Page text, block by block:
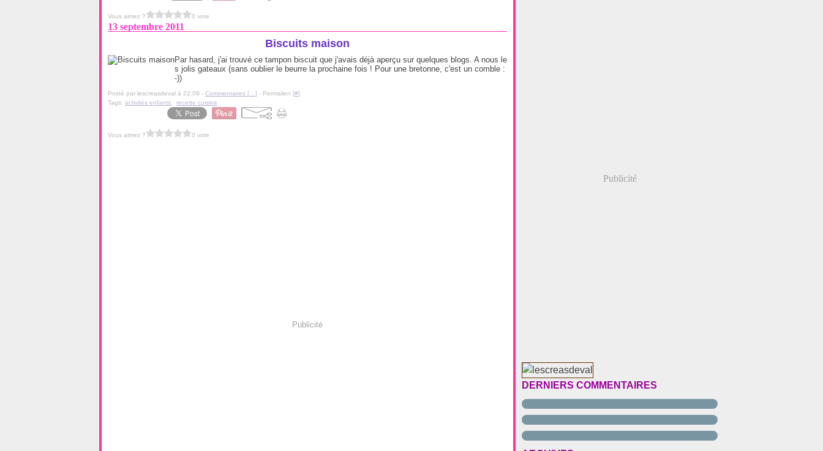
Vous aimez ? 0 vote
13 septembre 2011
Biscuits maison
Par hasard, j'ai trouvé ce tampon biscuit que j'avais déjà aperçu sur quelques blogs. A nous le
s jolis gateaux (sans oublier le beurre la prochaine fois ! Pour une bretonne, c'est un comble :
-))
Posté par lescreasdeval à 22:09 - Commentaires [ ] - Permalien [#]
Tags: activités enfants recette cuisine
Vous aimez ? 0 vote
Publicité
Publicité
DERNIERS COMMENTAIRES